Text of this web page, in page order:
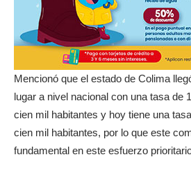
Mencionó que el estado de Colima
lugar a nivel nacional con una tasa de
cien mil habitantes y hoy tiene una
cien mil habitantes, por lo que este
fundamental en este esfuerzo